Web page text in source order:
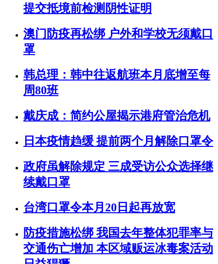
提交抵境前检测阴性证明
澳门防疫再松绑 户外和学校无须戴口
罩
韩总理：韩中往返航班本月底增至每
周80班
戴庆成：简约公屋揭示港府管治危机
日本疫情趋缓 提前两个月解除口罩令
政府虽解除规定 三成受访公众选择继
续戴口罩
台湾口罩令本月20日起再放宽
防疫措施松绑 我国去年整体犯罪率与
交通伤亡增加 本区域贩运冰毒案活动